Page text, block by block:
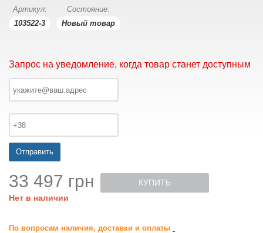
Артикул:
103522-3
Состояние:
Новый товар
Запрос на уведомление, когда товар станет доступным
Отправить
33 497 грн
Нет в наличии
КУПИТЬ
По вопросам наличия, доставки и оплаты